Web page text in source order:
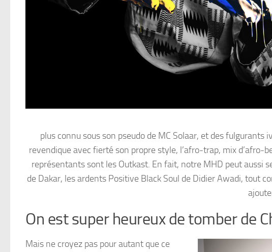
plus connu sous son pseudo de MC Solaar, et des
revendique avec fierté son propre style, l’afro-trap, mix d’afro-
représentants sont les Outkast. En fait, notre MHD peut aussi
de Dakar, les ardents Positive Black Soul de Didier Awadi, tout
On est super heureux de tomber de
Mais ne croyez pas pour autant que ce